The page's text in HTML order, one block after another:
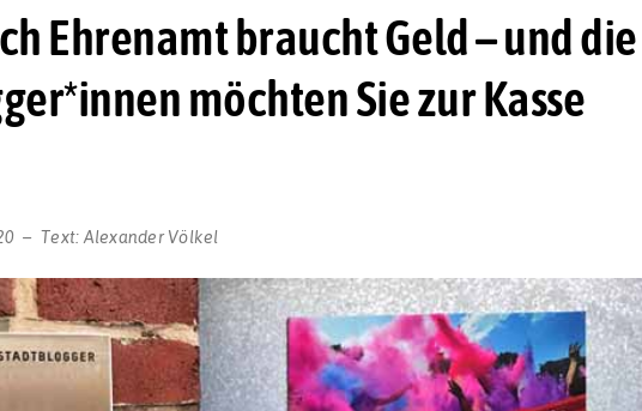
Ehrenamt braucht Geld – und die
möchten Sie zur Kasse
Text: Alexander Völkel